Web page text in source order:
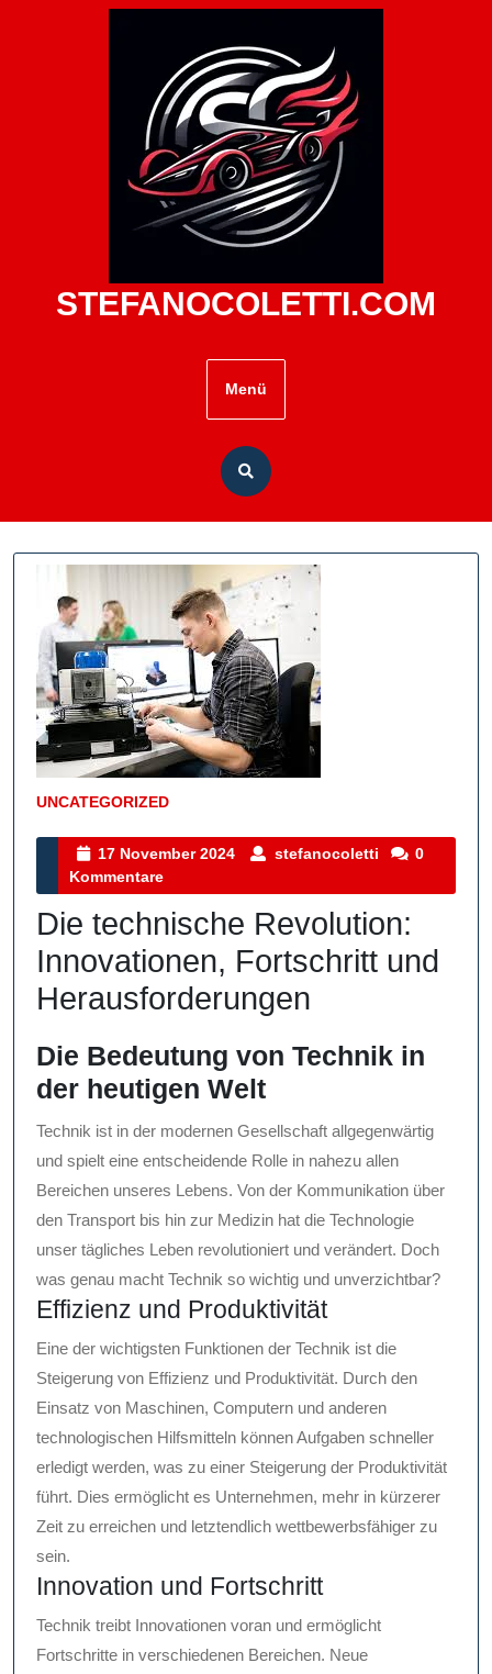
STEFANOCOLETTI.COM
Menü
UNCATEGORIZED
Kategorie
17 November 2024
17
2024
stefanocoletti stefanocoletti
0
Kommentare
Die technische Revolution:
Innovationen, Fortschritt und
Herausforderungen
Die Bedeutung von Technik in
der heutigen Welt
Technik ist in der modernen Gesellschaft allgegenwärtig
und spielt eine entscheidende Rolle in nahezu allen
Bereichen unseres Lebens. Von der Kommunikation über
den Transport bis hin zur Medizin hat die Technologie
unser tägliches Leben revolutioniert und verändert. Doch
was genau macht Technik so wichtig und unverzichtbar?
Effizienz und Produktivität
Eine der wichtigsten Funktionen der Technik ist die
Steigerung von Effizienz und Produktivität. Durch den
Einsatz von Maschinen, Computern und anderen
technologischen Hilfsmitteln können Aufgaben schneller
erledigt werden, was zu einer Steigerung der Produktivität
führt. Dies ermöglicht es Unternehmen, mehr in kürzerer
Zeit zu erreichen und letztendlich wettbewerbsfähiger zu
sein.
Innovation und Fortschritt
Technik treibt Innovationen voran und ermöglicht
Fortschritte in verschiedenen Bereichen. Neue